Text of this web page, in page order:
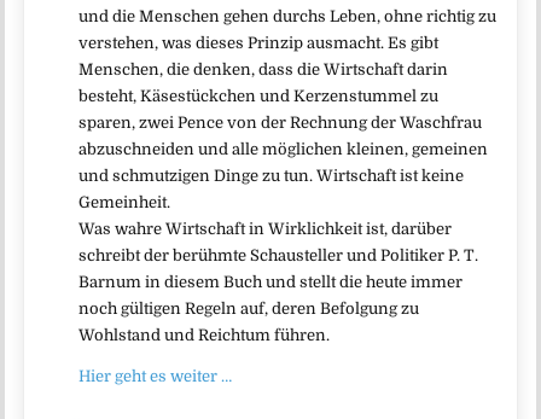
und die Menschen gehen durchs Leben, ohne richtig zu
verstehen, was dieses Prinzip ausmacht. Es gibt
Menschen, die denken, dass die Wirtschaft darin
besteht, Käsestückchen und Kerzenstummel zu
sparen, zwei Pence von der Rechnung der Waschfrau
abzuschneiden und alle möglichen kleinen, gemeinen
und schmutzigen Dinge zu tun. Wirtschaft ist keine
Gemeinheit.
Was wahre Wirtschaft in Wirklichkeit ist, darüber
schreibt der berühmte Schausteller und Politiker P. T.
Barnum in diesem Buch und stellt die heute immer
noch gültigen Regeln auf, deren Befolgung zu
Wohlstand und Reichtum führen.
Hier geht es weiter …